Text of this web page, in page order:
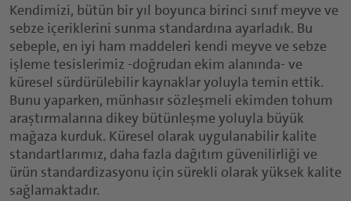
Kendimizi, bütün bir yıl boyunca birinci sınıf meyve ve
sebze içeriklerini sunma standardına ayarladık. Bu
sebeple, en iyi ham maddeleri kendi meyve ve sebze
işleme tesislerimiz -doğrudan ekim alanında- ve
küresel sürdürülebilir kaynaklar yoluyla temin ettik.
Bunu yaparken, münhasır sözleşmeli ekimden tohum
araştırmalarına dikey bütünleşme yoluyla büyük
mağaza kurduk. Küresel olarak uygulanabilir kalite
standartlarımız, daha fazla dağıtım güvenilirliği ve
ürün standardizasyonu için sürekli olarak yüksek kalite
sağlamaktadır.